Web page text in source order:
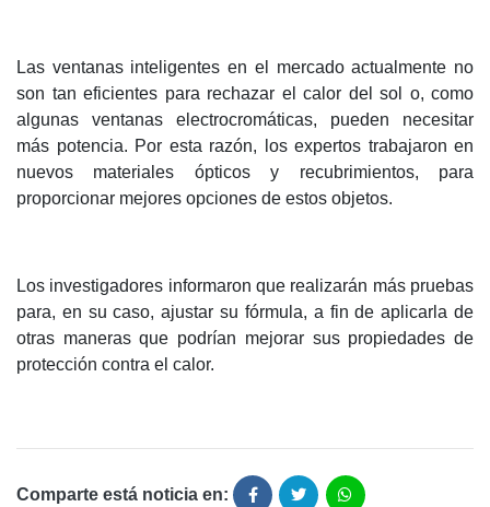
Las ventanas inteligentes en el mercado actualmente no
son tan eficientes para rechazar el calor del sol o, como
algunas ventanas electrocromáticas, pueden necesitar
más potencia. Por esta razón, los expertos trabajaron en
nuevos materiales ópticos y recubrimientos, para
proporcionar mejores opciones de estos objetos.
Los investigadores informaron que realizarán más pruebas
para, en su caso, ajustar su fórmula, a fin de aplicarla de
otras maneras que podrían mejorar sus propiedades de
protección contra el calor.
Comparte está noticia en: